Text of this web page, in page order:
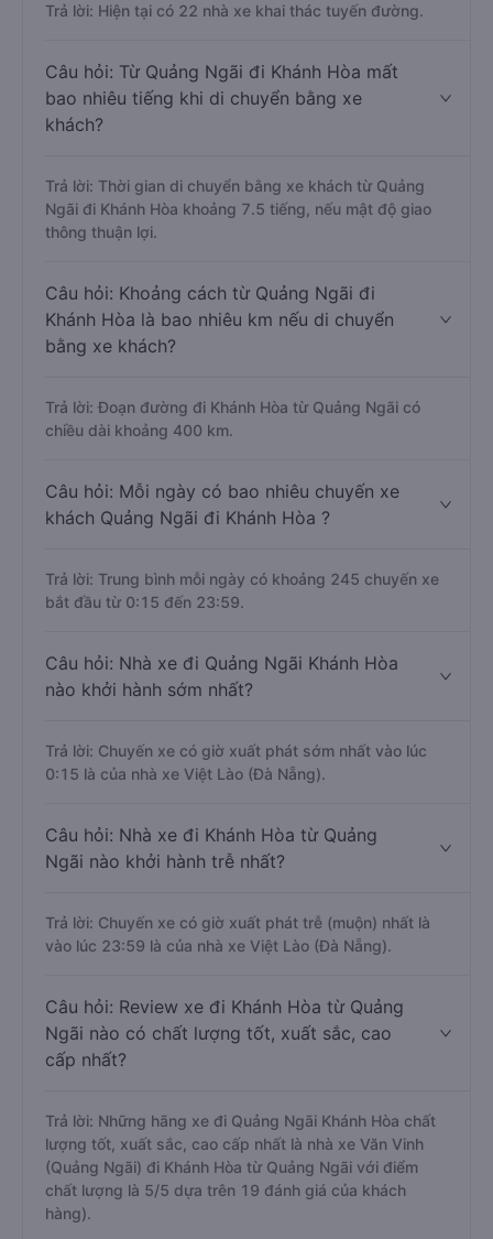
Trả lời: Hiện tại có 22 nhà xe khai thác tuyến đường.
Câu hỏi: Từ Quảng Ngãi đi Khánh Hòa mất
bao nhiêu tiếng khi di chuyển bằng xe
khách?
Trả lời: Thời gian di chuyển bằng xe khách từ Quảng
Ngãi đi Khánh Hòa khoảng 7.5 tiếng, nếu mật độ giao
thông thuận lợi.
Câu hỏi: Khoảng cách từ Quảng Ngãi đi
Khánh Hòa là bao nhiêu km nếu di chuyển
bằng xe khách?
Trả lời: Đoạn đường đi Khánh Hòa từ Quảng Ngãi có
chiều dài khoảng 400 km.
Câu hỏi: Mỗi ngày có bao nhiêu chuyến xe
khách Quảng Ngãi đi Khánh Hòa ?
Trả lời: Trung bình mỗi ngày có khoảng 245 chuyến xe
bắt đầu từ 0:15 đến 23:59.
Câu hỏi: Nhà xe đi Quảng Ngãi Khánh Hòa
nào khởi hành sớm nhất?
Trả lời: Chuyến xe có giờ xuất phát sớm nhất vào lúc
0:15 là của nhà xe Việt Lào (Đà Nẵng).
Câu hỏi: Nhà xe đi Khánh Hòa từ Quảng
Ngãi nào khởi hành trễ nhất?
Trả lời: Chuyến xe có giờ xuất phát trễ (muộn) nhất là
vào lúc 23:59 là của nhà xe Việt Lào (Đà Nẵng).
Câu hỏi: Review xe đi Khánh Hòa từ Quảng
Ngãi nào có chất lượng tốt, xuất sắc, cao
cấp nhất?
Trả lời: Những hãng xe đi Quảng Ngãi Khánh Hòa chất
lượng tốt, xuất sắc, cao cấp nhất là nhà xe Văn Vinh
(Quảng Ngãi) đi Khánh Hòa từ Quảng Ngãi với điểm
chất lượng là 5/5 dựa trên 19 đánh giá của khách
hàng).